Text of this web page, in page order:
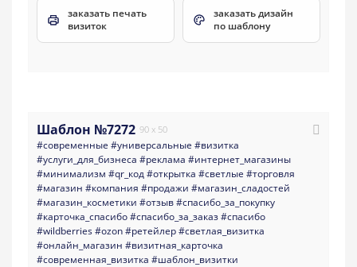
заказать печать
визиток
заказать дизайн
по шаблону
Шаблон №7272 90 x 50
#современные #универсальные #визитка
#услуги_для_бизнеса #реклама #интернет_магазины
#минимализм #qr_код#открытка #светлые #торговля
#магазин #компания #продажи #магазин_сладостей
#магазин_косметики #отзыв#спасибо_за_покупку
#карточка_спасибо#спасибо_за_заказ#спасибо
#wildberries#ozon#ретейлер#светлая_визитка
#онлайн_магазин #визитная_карточка
#современная_визитка #шаблон_визитки